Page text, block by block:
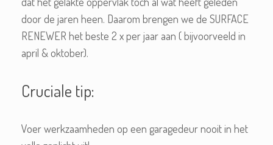
door de jaren heen. Daarom brengen we de SURFACE
RENEWER het beste 2 x per jaar aan ( bijvoorveeld in
april & oktober).
Cruciale tip:
Voer werkzaamheden op een garagedeur nooit in het